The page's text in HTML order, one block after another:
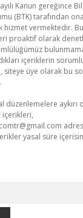
Kanun gereğince
(BTK) tarafından
hizmet vermektedir.
proaktif olarak
içeriklerin
siteye üye olarak bu
düzenlemelere aykırı
içerikleri,
yasal süre